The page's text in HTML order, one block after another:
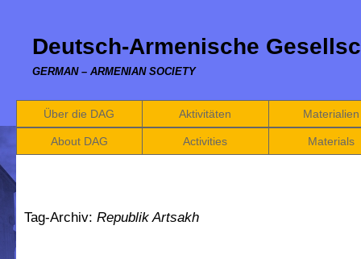
Deutsch-Armenische
GERMAN – ARMENIAN SOCIETY
Über die DAG Aktivitäten Materialien
About DAG Activities Materials
Tag-Archiv: Republik Artsakh